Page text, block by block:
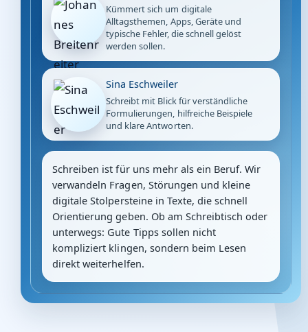
Kümmert sich um digitale
Alltagsthemen, Apps, Geräte und
typische Fehler, die schnell gelöst
werden sollen.
Sina Eschweiler
Schreibt mit Blick für verständliche
Formulierungen, hilfreiche Beispiele
und klare Antworten.
Schreiben ist für uns mehr als ein Beruf. Wir
verwandeln Fragen, Störungen und kleine
digitale Stolpersteine in Texte, die schnell
Orientierung geben. Ob am Schreibtisch oder
unterwegs: Gute Tipps sollen nicht
kompliziert klingen, sondern beim Lesen
direkt weiterhelfen.